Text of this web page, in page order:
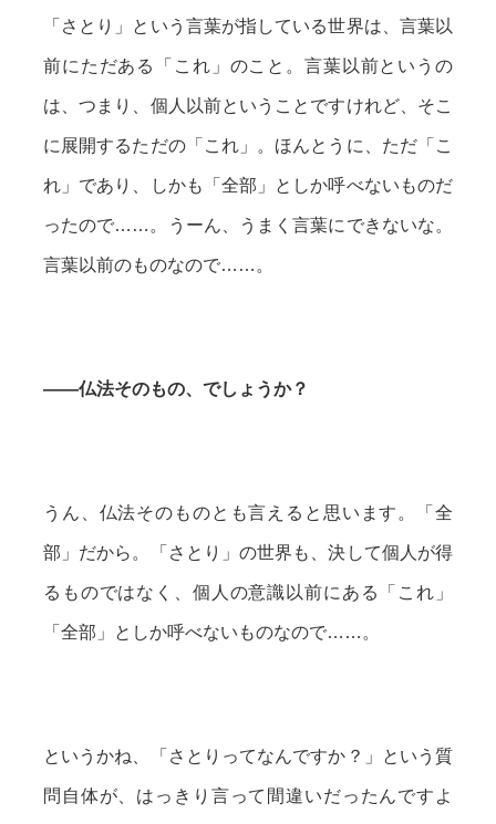
「さとり」という言葉が指している世界は、言葉以
前にただある「これ」のこと。言葉以前というの
は、つまり、個人以前ということですけれど、そこ
に展開するただの「これ」。ほんとうに、ただ「こ
れ」であり、しかも「全部」としか呼べないものだ
ったので……。うーん、うまく言葉にできないな。
言葉以前のものなので……。
——仏法そのもの、でしょうか？
うん、仏法そのものとも言えると思います。「全
部」だから。「さとり」の世界も、決して個人が得
るものではなく、個人の意識以前にある「これ」
「全部」としか呼べないものなので……。
というかね、「さとりってなんですか？」という質
問自体が、はっきり言って間違いだったんですよ